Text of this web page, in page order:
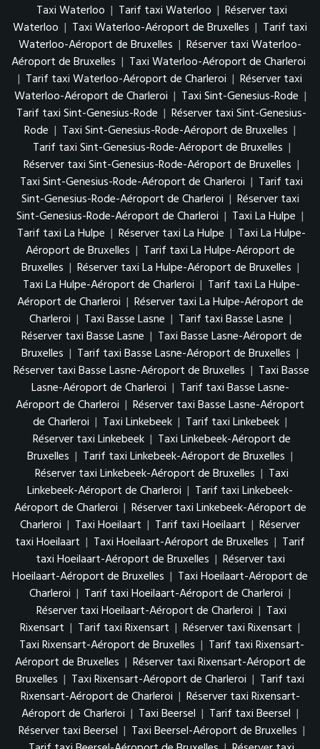
Taxi Waterloo | Tarif taxi Waterloo | Réserver taxi
Waterloo | Taxi Waterloo-Aéroport de Bruxelles | Tarif taxi
Waterloo-Aéroport de Bruxelles | Réserver taxi Waterloo-
Aéroport de Bruxelles | Taxi Waterloo-Aéroport de Charleroi
| Tarif taxi Waterloo-Aéroport de Charleroi | Réserver taxi
Waterloo-Aéroport de Charleroi | Taxi Sint-Genesius-Rode |
Tarif taxi Sint-Genesius-Rode | Réserver taxi Sint-Genesius-
Rode | Taxi Sint-Genesius-Rode-Aéroport de Bruxelles |
Tarif taxi Sint-Genesius-Rode-Aéroport de Bruxelles |
Réserver taxi Sint-Genesius-Rode-Aéroport de Bruxelles |
Taxi Sint-Genesius-Rode-Aéroport de Charleroi | Tarif taxi
Sint-Genesius-Rode-Aéroport de Charleroi | Réserver taxi
Sint-Genesius-Rode-Aéroport de Charleroi | Taxi La Hulpe |
Tarif taxi La Hulpe | Réserver taxi La Hulpe | Taxi La Hulpe-
Aéroport de Bruxelles | Tarif taxi La Hulpe-Aéroport de
Bruxelles | Réserver taxi La Hulpe-Aéroport de Bruxelles |
Taxi La Hulpe-Aéroport de Charleroi | Tarif taxi La Hulpe-
Aéroport de Charleroi | Réserver taxi La Hulpe-Aéroport de
Charleroi | Taxi Basse Lasne | Tarif taxi Basse Lasne |
Réserver taxi Basse Lasne | Taxi Basse Lasne-Aéroport de
Bruxelles | Tarif taxi Basse Lasne-Aéroport de Bruxelles |
Réserver taxi Basse Lasne-Aéroport de Bruxelles | Taxi Basse
Lasne-Aéroport de Charleroi | Tarif taxi Basse Lasne-
Aéroport de Charleroi | Réserver taxi Basse Lasne-Aéroport
de Charleroi | Taxi Linkebeek | Tarif taxi Linkebeek |
Réserver taxi Linkebeek | Taxi Linkebeek-Aéroport de
Bruxelles | Tarif taxi Linkebeek-Aéroport de Bruxelles |
Réserver taxi Linkebeek-Aéroport de Bruxelles | Taxi
Linkebeek-Aéroport de Charleroi | Tarif taxi Linkebeek-
Aéroport de Charleroi | Réserver taxi Linkebeek-Aéroport de
Charleroi | Taxi Hoeilaart | Tarif taxi Hoeilaart | Réserver
taxi Hoeilaart | Taxi Hoeilaart-Aéroport de Bruxelles | Tarif
taxi Hoeilaart-Aéroport de Bruxelles | Réserver taxi
Hoeilaart-Aéroport de Bruxelles | Taxi Hoeilaart-Aéroport de
Charleroi | Tarif taxi Hoeilaart-Aéroport de Charleroi |
Réserver taxi Hoeilaart-Aéroport de Charleroi | Taxi
Rixensart | Tarif taxi Rixensart | Réserver taxi Rixensart |
Taxi Rixensart-Aéroport de Bruxelles | Tarif taxi Rixensart-
Aéroport de Bruxelles | Réserver taxi Rixensart-Aéroport de
Bruxelles | Taxi Rixensart-Aéroport de Charleroi | Tarif taxi
Rixensart-Aéroport de Charleroi | Réserver taxi Rixensart-
Aéroport de Charleroi | Taxi Beersel | Tarif taxi Beersel |
Réserver taxi Beersel | Taxi Beersel-Aéroport de Bruxelles |